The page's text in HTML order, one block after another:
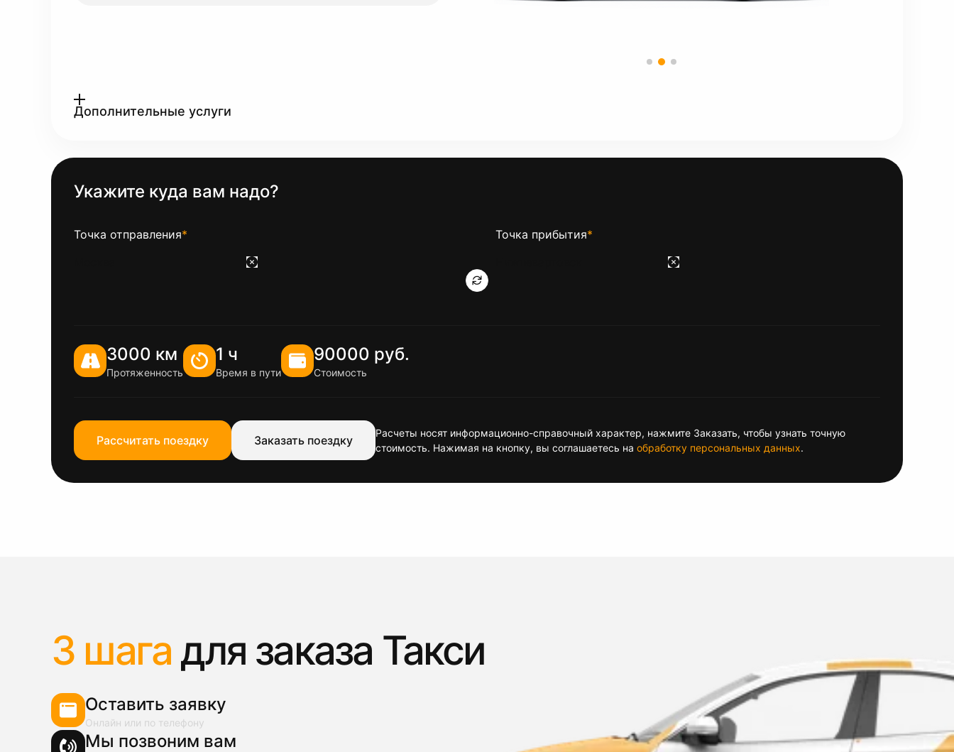
Дополнительные услуги
Укажите куда вам надо?
Точка отправления* Точка прибытия*
3000 км
Протяженность
1 ч
Время в пути
90000 руб.
Стоимость
Рассчитать поездку Заказать поездку
Расчеты носят информационно-справочный характер, нажмите Заказать, чтобы узнать точную
стоимость. Нажимая на кнопку, вы соглашаетесь на обработку персональных данных.
3 шага для заказа Такси
Оставить заявку
Онлайн или по телефону
Мы позвоним вам